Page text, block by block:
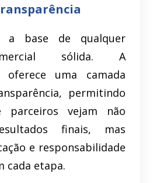
a base de qualquer
sólida. A
oferece uma camada
permitindo
parceiros vejam não
finais, mas
e responsabilidade
cada etapa.